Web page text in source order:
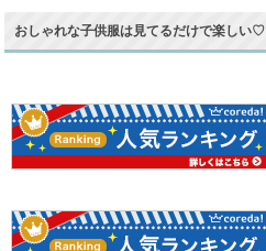
おしゃれな子供服は見てるだけで楽しい♡